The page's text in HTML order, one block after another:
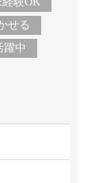
せる
躍中